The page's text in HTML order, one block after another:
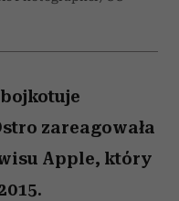
zareagowała
Apple, który